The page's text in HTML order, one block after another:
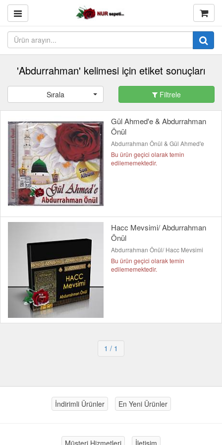
'Abdurrahman' kelimesi için etiket sonuçları
Sırala Filtrele
Gül Ahmed'e & Abdurrahman
Önül
Abdurrahman Önül & Gül Ahmed'e
Bu ürün geçici olarak temin
edilememektedir.
Hacc Mevsimi/ Abdurrahman
Önül
Abdurrahman Önül/ Hacc Mevsimi
Bu ürün geçici olarak temin
edilememektedir.
1 / 1
İndirimli Ürünler En Yeni Ürünler
Müşteri Hizmetleri İletişim